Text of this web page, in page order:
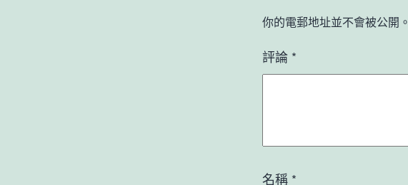
你的電郵地址並不會被公開。
評論 *
名稱 *